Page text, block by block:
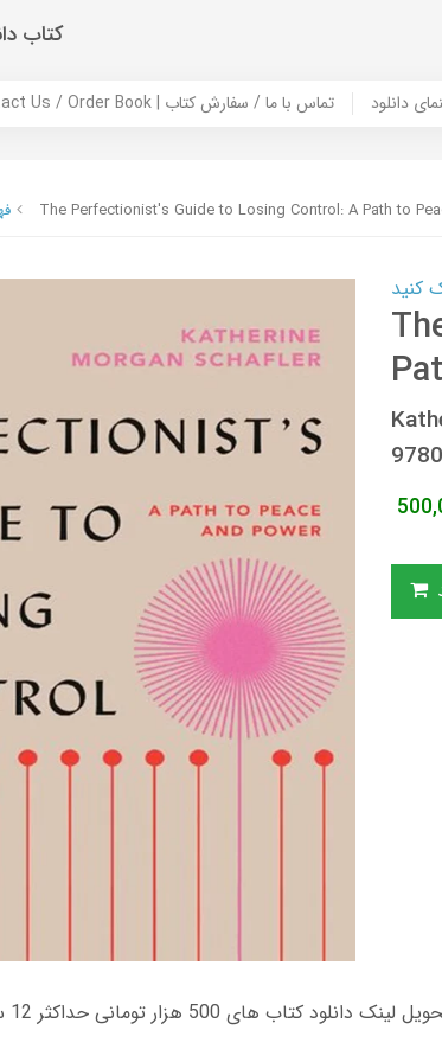
کتاب
Contact Us / Order Book | تماس با ما / سفارش کتاب دانلود
The Perfectionist's Guide to Losing Control: A Path to